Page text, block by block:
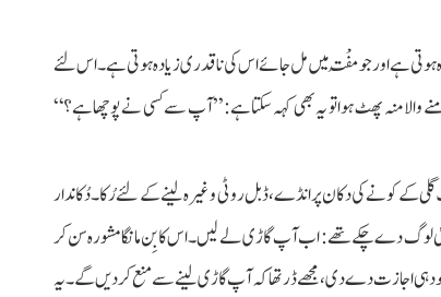
ہے اور جو مُفْت میں مل جائے اس کی ناقدری زیادہ ہوتی ہے۔ اس لئے
منہ پھٹ ہوا تو یہ بھی کہہ سکتا ہے: ”آپ سے کسی نے پوچھا ہے؟“
کونے کی دکان پر انڈے، ڈبل روٹی وغیرہ لینے کے لئے رُکا۔ دُکاندار
جو کئی لوگ دے چکے تھے: اب آپ گاڑی لے لیں۔ اس کا بِن مانگا مشورہ سن کر
ہی اجازت دے دی، مجھے ڈر تھا کہ آپ گاڑی لینے سے منع کردیں گے۔ یہ